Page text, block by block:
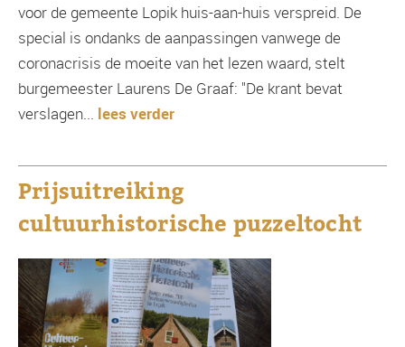
voor de gemeente Lopik huis-aan-huis verspreid. De
special is ondanks de aanpassingen vanwege de
coronacrisis de moeite van het lezen waard, stelt
burgemeester Laurens De Graaf: "De krant bevat
verslagen... lees verder
Prijsuitreiking
cultuurhistorische puzzeltocht